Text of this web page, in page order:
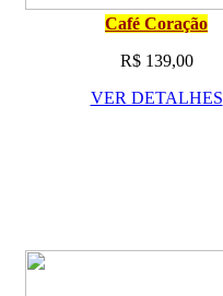
Café Coração
R$ 139,00
VER DETALHES